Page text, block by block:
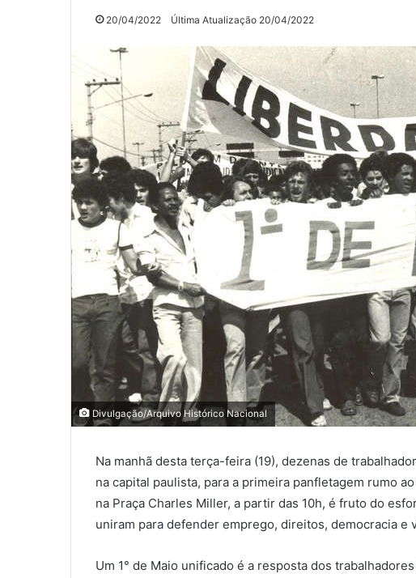
20/04/2022 Última Atualização 20/04/2022
Divulgação/Arquivo Histórico Nacional
Na manhã desta terça-feira (19), dezenas de
na capital paulista, para a primeira panfletagem rumo
na Praça Charles Miller, a partir das 10h, é fruto do
uniram para defender emprego, direitos, democracia e
Um 1° de Maio unificado é a resposta dos